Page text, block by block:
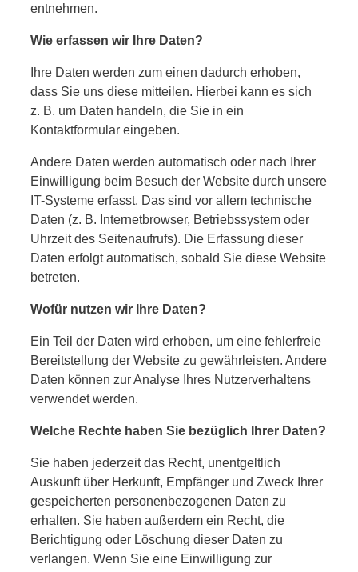
entnehmen.
Wie erfassen wir Ihre Daten?
Ihre Daten werden zum einen dadurch erhoben,
dass Sie uns diese mitteilen. Hierbei kann es sich
z. B. um Daten handeln, die Sie in ein
Kontaktformular eingeben.
Andere Daten werden automatisch oder nach Ihrer
Einwilligung beim Besuch der Website durch unsere
IT-Systeme erfasst. Das sind vor allem technische
Daten (z. B. Internetbrowser, Betriebssystem oder
Uhrzeit des Seitenaufrufs). Die Erfassung dieser
Daten erfolgt automatisch, sobald Sie diese Website
betreten.
Wofür nutzen wir Ihre Daten?
Ein Teil der Daten wird erhoben, um eine fehlerfreie
Bereitstellung der Website zu gewährleisten. Andere
Daten können zur Analyse Ihres Nutzerverhaltens
verwendet werden.
Welche Rechte haben Sie bezüglich Ihrer Daten?
Sie haben jederzeit das Recht, unentgeltlich
Auskunft über Herkunft, Empfänger und Zweck Ihrer
gespeicherten personenbezogenen Daten zu
erhalten. Sie haben außerdem ein Recht, die
Berichtigung oder Löschung dieser Daten zu
verlangen. Wenn Sie eine Einwilligung zur